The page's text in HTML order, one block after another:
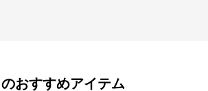
のおすすめアイテム